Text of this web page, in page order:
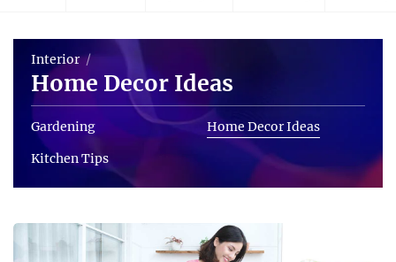
Interior
Home Decor Ideas
Gardening
Home Decor Ideas
Kitchen Tips